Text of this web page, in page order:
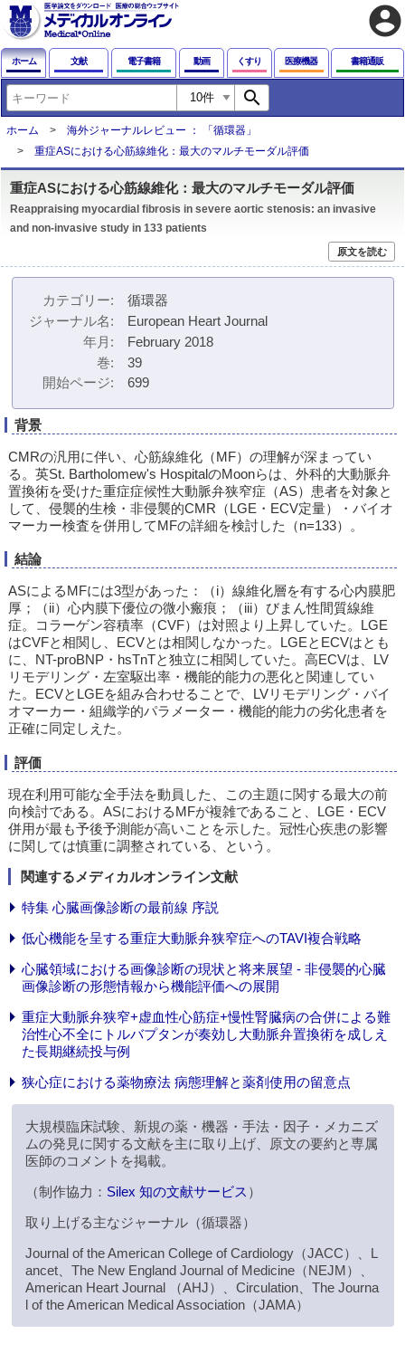
account_circle
ホーム 文献 電子書籍 動画 くすり 医療機器 書籍通販
search
ホーム
海外ジャーナルレビュー ： 「循環器」
重症ASにおける心筋線維化：最大のマルチモーダル評価
重症ASにおける心筋線維化：最大のマルチモーダル評価
Reappraising myocardial fibrosis in severe aortic stenosis: an invasive
and non-invasive study in 133 patients
原文を読む
カテゴリー
循環器
ジャーナル名
European Heart Journal
年月
February 2018
巻
39
開始ページ
699
背景
CMRの汎用に伴い、心筋線維化（MF）の理解が深まってい
る。英St. Bartholomew's HospitalのMoonらは、外科的大動脈弁
置換術を受けた重症症候性大動脈弁狭窄症（AS）患者を対象と
して、侵襲的生検・非侵襲的CMR（LGE・ECV定量）・バイオ
マーカー検査を併用してMFの詳細を検討した（n=133）。
結論
ASによるMFには3型があった：（i）線維化層を有する心内膜肥
厚；（ii）心内膜下優位の微小瘢痕；（iii）びまん性間質線維
症。コラーゲン容積率（CVF）は対照より上昇していた。LGE
はCVFと相関し、ECVとは相関しなかった。LGEとECVはとも
に、NT-proBNP・hsTnTと独立に相関していた。高ECVは、LV
リモデリング・左室駆出率・機能的能力の悪化と関連してい
た。ECVとLGEを組み合わせることで、LVリモデリング・バイ
オマーカー・組織学的パラメーター・機能的能力の劣化患者を
正確に同定しえた。
評価
現在利用可能な全手法を動員した、この主題に関する最大の前
向検討である。ASにおけるMFが複雑であること、LGE・ECV
併用が最も予後予測能が高いことを示した。冠性心疾患の影響
に関しては慎重に調整されている、という。
関連するメディカルオンライン文献
特集 心臓画像診断の最前線 序説
低心機能を呈する重症大動脈弁狭窄症へのTAVI複合戦略
心臓領域における画像診断の現状と将来展望 - 非侵襲的心臓
画像診断の形態情報から機能評価への展開
重症大動脈弁狭窄+虚血性心筋症+慢性腎臓病の合併による難
治性心不全にトルバプタンが奏効し大動脈弁置換術を成しえ
た長期継続投与例
狭心症における薬物療法 病態理解と薬剤使用の留意点
大規模臨床試験、新規の薬・機器・手法・因子・メカニズ
ムの発見に関する文献を主に取り上げ、原文の要約と専属
医師のコメントを掲載。
（制作協力： Silex 知の文献サービス ）
取り上げる主なジャーナル（循環器）
Journal of the American College of Cardiology（JACC）、L
ancet、The New England Journal of Medicine（NEJM）、
American Heart Journal （AHJ）、Circulation、The Journa
l of the American Medical Association（JAMA）